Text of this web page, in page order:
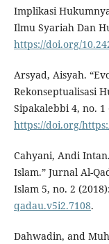
Implikasi
Ilmu Syariah Dan
https://doi.org/
Arsyad, Aisyah.
Rekonseptualisasi
Sipakalebbi 4, no. 1
https://doi.org/
Cahyani, Andi
Islam.” Jurnal Al-
Islam 5, no. 2
qadau.v5i2.7108.
Dahwadin, and